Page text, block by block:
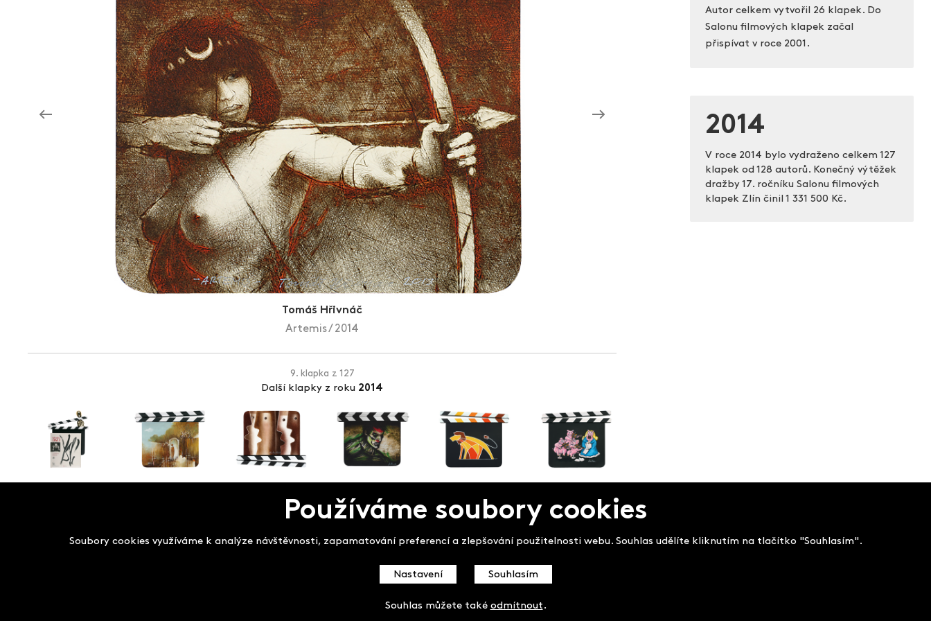
Aukce filmových klapek
Zlín Film Festival
Tomáš Hřivnáč
Artemis / 2014
9. klapka z 127
Další klapky z roku 2014
Autor celkem vytvořil 26 klapek. Do
Salonu filmových klapek začal
přispívat v roce 2001.
2014
V roce 2014 bylo vydraženo celkem 127
klapek od 128 autorů. Konečný výtěžek
dražby 17. ročníku Salonu filmových
klapek Zlín činil 1 331 500 Kč.
Salon filmových klapekPoužíváme soubory cookies
Soubory cookies využíváme k analýze návštěvnosti, zapamatování preferencí a zlepšování použitelnosti webu. Souhlas udělíte kliknutím na tlačítko "Souhlasím".
Nastavení Souhlasím
Souhlas můžete také odmítnout .